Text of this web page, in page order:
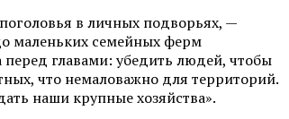
в личных подворьях, —
маленьких семейных ферм
перед главами: убедить людей, чтобы
что немаловажно для территорий.
наши крупные хозяйства».